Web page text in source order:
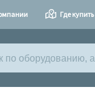
Где купить